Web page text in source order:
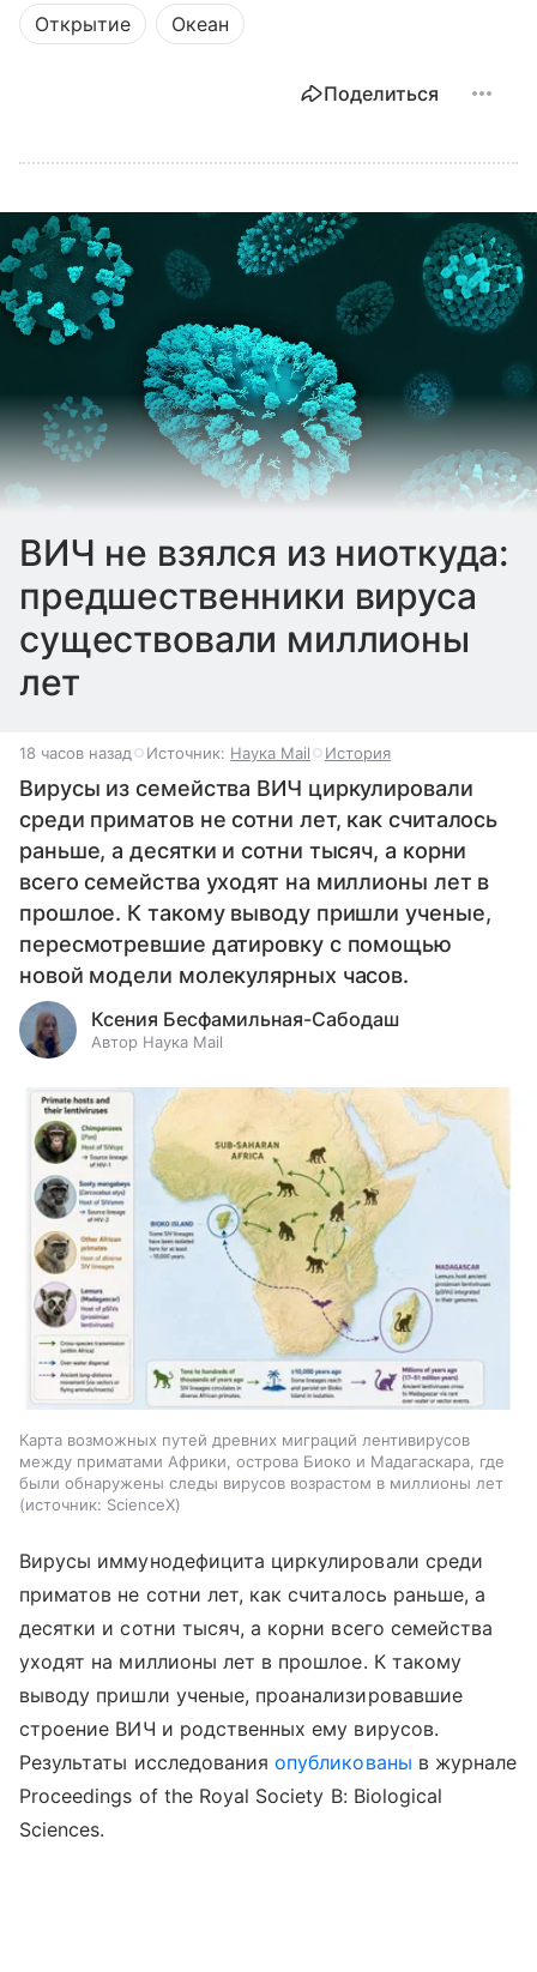
Открытие Океан
Поделиться
ВИЧ не взялся из ниоткуда:
предшественники вируса
существовали миллионы
лет
18 часов назад Источник: Наука Mail История
Вирусы из семейства ВИЧ циркулировали
среди приматов не сотни лет, как считалось
раньше, а десятки и сотни тысяч, а корни
всего семейства уходят на миллионы лет в
прошлое. К такому выводу пришли ученые,
пересмотревшие датировку с помощью
новой модели молекулярных часов.
Ксения Бесфамильная-Сабодаш
Автор Наука Mail
Карта возможных путей древних миграций лентивирусов
между приматами Африки, острова Биоко и Мадагаскара, где
были обнаружены следы вирусов возрастом в миллионы лет
источник: ScienceX
Вирусы иммунодефицита циркулировали среди
приматов не сотни лет, как считалось раньше, а
десятки и сотни тысяч, а корни всего семейства
уходят на миллионы лет в прошлое. К такому
выводу пришли ученые, проанализировавшие
строение ВИЧ и родственных ему вирусов.
Результаты исследованияопубликованы в журнале
Proceedings of the Royal Society B: Biological
Sciences.